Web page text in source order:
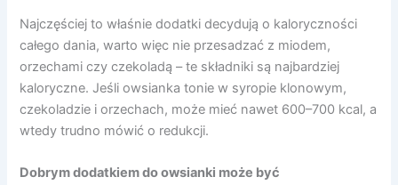
Najczęściej to właśnie dodatki decydują o kaloryczności
całego dania, warto więc nie przesadzać z miodem,
orzechami czy czekoladą – te składniki są najbardziej
kaloryczne. Jeśli owsianka tonie w syropie klonowym,
czekoladzie i orzechach, może mieć nawet 600–700 kcal, a
wtedy trudno mówić o redukcji.
Dobrym dodatkiem do owsianki może być